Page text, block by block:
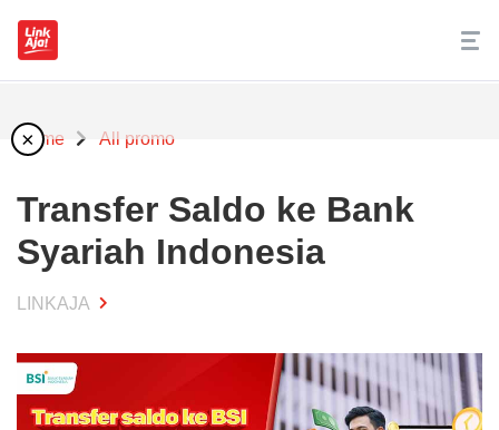
Home All promo
Transfer Saldo ke Bank
Syariah Indonesia
LINKAJA
×